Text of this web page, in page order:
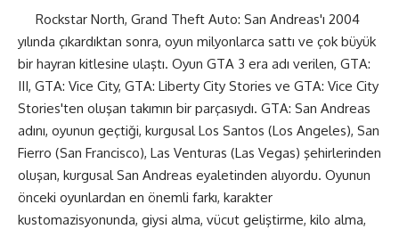
Rockstar North, Grand Theft Auto: San Andreas'ı 2004
yılında çıkardıktan sonra, oyun milyonlarca sattı ve çok büyük
bir hayran kitlesine ulaştı. Oyun GTA 3 era adı verilen, GTA:
III, GTA: Vice City, GTA: Liberty City Stories ve GTA: Vice City
Stories'ten oluşan takımın bir parçasıydı. GTA: San Andreas
adını, oyunun geçtiği, kurgusal Los Santos (Los Angeles), San
Fierro (San Francisco), Las Venturas (Las Vegas) şehirlerinden
oluşan, kurgusal San Andreas eyaletinden alıyordu. Oyunun
önceki oyunlardan en önemli farkı, karakter
kustomazisyonunda, giysi alma, vücut geliştirme, kilo alma,